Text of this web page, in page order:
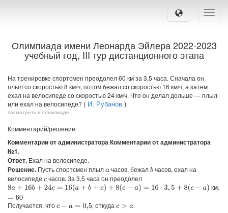
Toggle
Олимпиада имени Леонарда Эйлера 2022-2023
учебный год, III тур дистанционного этапа
На тренировке спортсмен преодолел 60 км за 3,5 часа. Сначала он
плыл со скоростью 8 км/ч, потом бежал со скоростью 16 км/ч, а затем
ехал на велосипеде со скоростью 24 км/ч. Что он делал дольше — плыл
или ехал на велосипеде? ( И. Рубанов )
посмотреть в олимпиаде
Комментарий/решение:
Комментарии от администратора Комментарии от администратора
№1.
Ответ. Ехал на велосипеде.
Решение. Пусть спортсмен плылaчасов, бежалbчасов, ехал на
велосипеде cчасов. За 3,5 часа он преодолел
8a+16b+24c =16( a+ b+c)+8(c −a)= 16 ⋅3, 5+8( c− a)= 60 км.
Получается, чтоc−a =0 ,5 , откудаc>a .